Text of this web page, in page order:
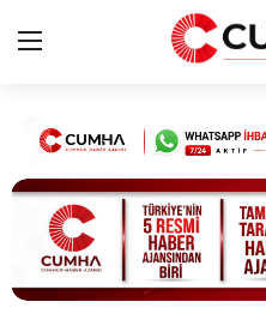
Kurumsal
Cumhurbaşkanlığı
Bakanlıklar